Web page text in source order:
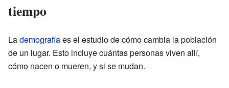
tiempo
Lademografíaes el estudio de cómo cambia la población
de un lugar. Esto incluye cuántas personas viven allí,
cómo nacen o mueren, y si se mudan.